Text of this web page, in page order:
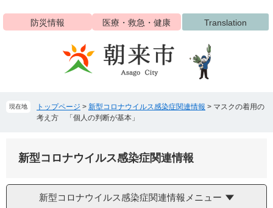
ジ
ュ
防災情報 医療・救急・健康 Translation
現在地 トップページ > 新型コロナウイルス感染症関連情報 > マスクの着用の
考え方 「個人の判断が基本」
新型コロナウイルス感染症関連情報
新型コロナウイルス感染症関連情報メニュー